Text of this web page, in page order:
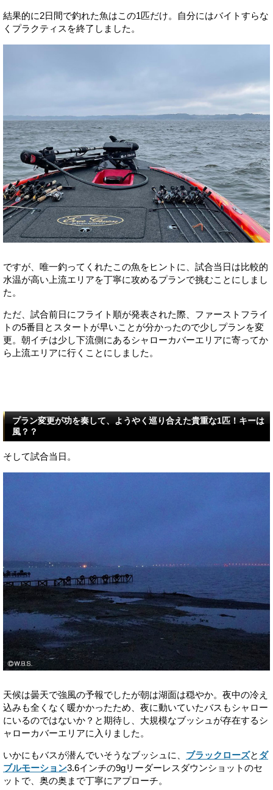
結果的に2日間で釣れた魚はこの1匹だけ。自分にはバイトすらな
くプラクティスを終了しました。
ですが、唯一釣ってくれたこの魚をヒントに、試合当日は比較的
水温が高い上流エリアを丁寧に攻めるプランで挑むことにしまし
た。
ただ、試合前日にフライト順が発表された際、ファーストフライ
トの5番目とスタートが早いことが分かったので少しプランを変
更。朝イチは少し下流側にあるシャローカバーエリアに寄ってか
ら上流エリアに行くことにしました。
プラン変更が功を奏して、ようやく巡り合えた貴重な1匹！キーは
風？？
そして試合当日。
天候は曇天で強風の予報でしたが朝は湖面は穏やか。夜中の冷え
込みも全くなく暖かかったため、夜に動いていたバスもシャロー
にいるのではないか？と期待し、大規模なブッシュが存在するシ
ャローカバーエリアに入りました。
いかにもバスが潜んでいそうなブッシュに、 ブラックローズと ダ
ブルモーション3.6インチの9gリーダーレスダウンショットのセ
ットで、奥の奥まで丁寧にアプローチ。